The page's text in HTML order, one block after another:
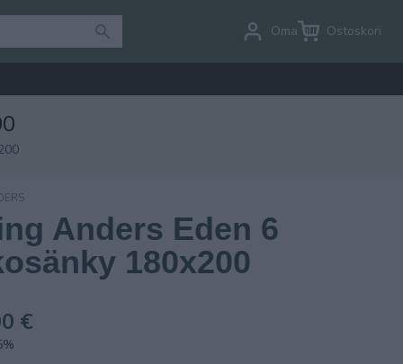
Oma tili Ostoskori
Anders Eden 6
180x200
€